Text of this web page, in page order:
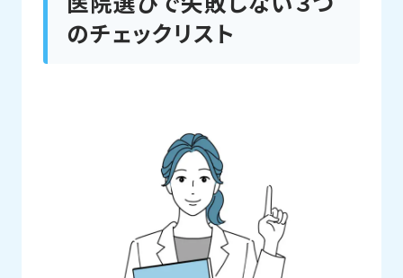
のチェックリスト